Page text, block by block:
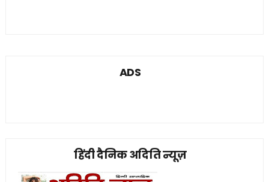
ADS
हिंदी दैनिक अदिति न्यूज़